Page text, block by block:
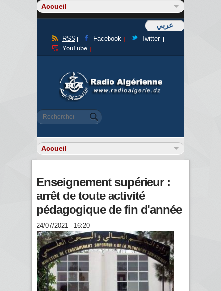
عربي
RSS Facebook
Twitter
YouTube
Formulaire de recherche
Rechercher
Enseignement supérieur :
arrêt de toute activité
pédagogique de fin d'année
24/07/2021 - 16:20